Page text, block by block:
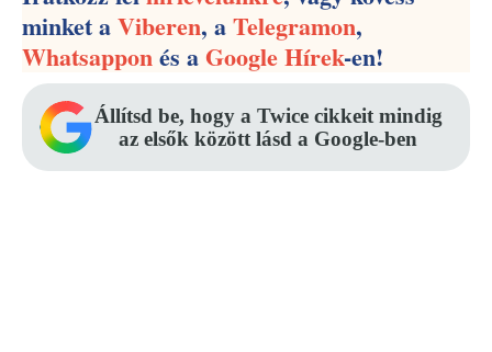
minket aViberen, aTelegramon,
Whatsapponés aGoogle Hírek-en!
Állítsd be, hogy a Twice cikkeit mindig
az elsők között lásd a Google-ben